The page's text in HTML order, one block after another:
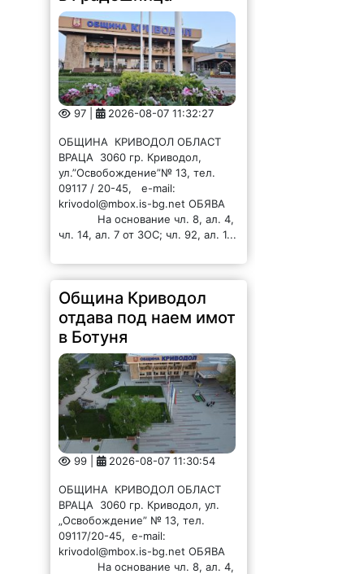
97 | 2026-08-07 11:32:27
ОБЩИНА КРИВОДОЛ ОБЛАСТ
ВРАЦА 3060 гр. Криводол,
ул.”Освобождение”№ 13, тел.
09117 / 20-45, e-mail:
krivodol@mbox.is-bg.net ОБЯВА
На основание чл. 8, ал. 4,
чл. 14, ал. 7 от ЗОС; чл. 92, ал. 1...
Община Криводол
отдава под наем имот
в Ботуня
99 | 2026-08-07 11:30:54
ОБЩИНА КРИВОДОЛ ОБЛАСТ
ВРАЦА 3060 гр. Криводол, ул.
„Освобождение” № 13, тел.
09117/20-45, e-mail:
krivodol@mbox.is-bg.net ОБЯВА
На основание чл. 8, ал. 4,